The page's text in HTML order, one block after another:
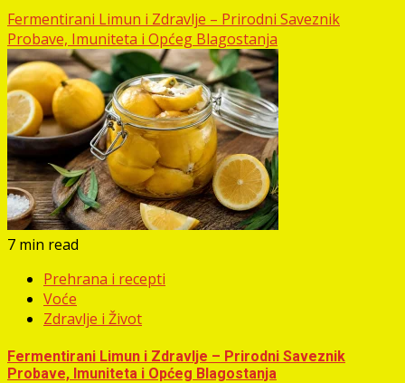
Fermentirani Limun i Zdravlje – Prirodni Saveznik
Probave, Imuniteta i Općeg Blagostanja
7 min read
Prehrana i recepti
Voće
Zdravlje i Život
Fermentirani Limun i Zdravlje – Prirodni Saveznik
Probave, Imuniteta i Općeg Blagostanja